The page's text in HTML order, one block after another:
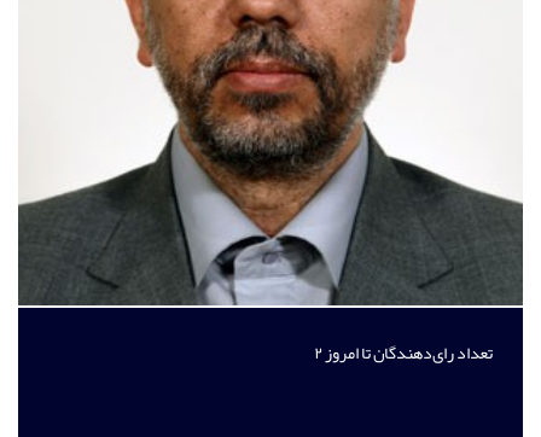
تعداد رای‌دهندگان تا امروز۲